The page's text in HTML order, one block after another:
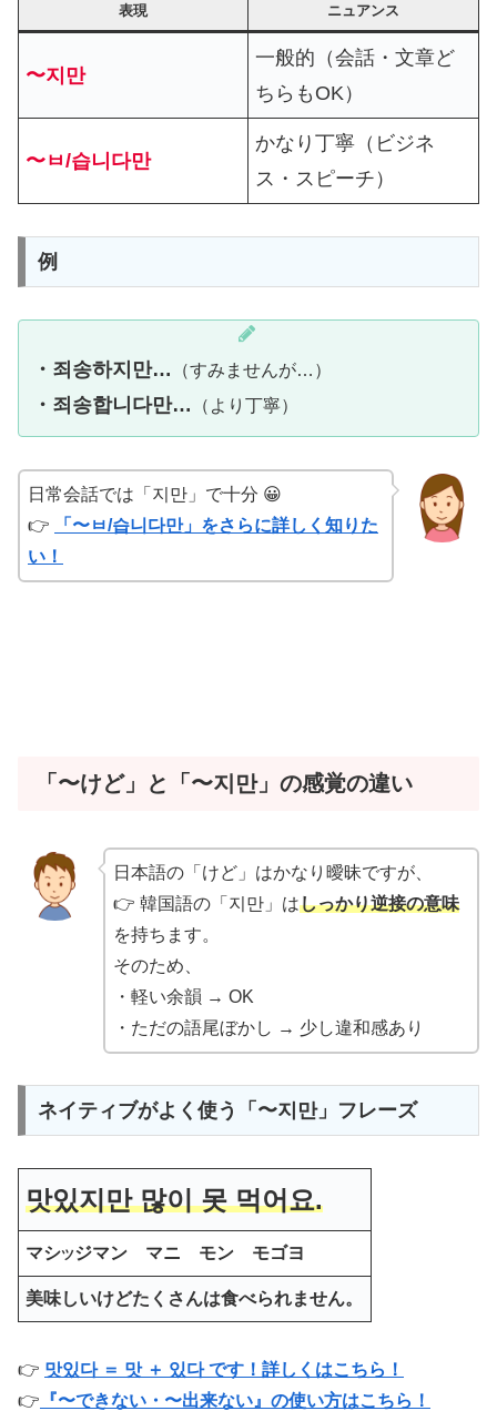
表現 ニュアンス
〜지만
一般的（会話・文章ど
ちらもOK）
〜ㅂ/습니다만
かなり丁寧（ビジネ
ス・スピーチ）
例
・죄송하지만… （すみませんが…）
・죄송합니다만… （より丁寧）
日常会話では「지만」で十分 😀
👉
「〜ㅂ/습니다만」をさらに詳しく知りた
い！
「〜けど」と「〜지만」の感覚の違い
日本語の「けど」はかなり曖昧ですが、
👉 韓国語の「지만」はしっかり逆接の意味
を持ちます。
そのため、
・軽い余韻 → OK
・ただの語尾ぼかし → 少し違和感あり
ネイティブがよく使う「〜지만」フレーズ
맛있지만 많이 못 먹어요.
マシツジマン マニ モン モゴヨ
美味しいけどたくさんは食べられません。
👉 맛있다 ＝ 맛 ＋ 있다 です！詳しくはこちら！
👉 『〜できない・〜出来ない』の使い方はこちら！